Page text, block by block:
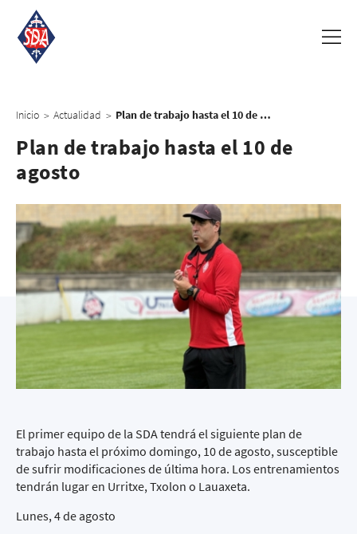
Inicio > Actualidad > Plan de trabajo hasta el 10 de agosto
Plan de trabajo hasta el 10 de
agosto
El primer equipo de la SDA tendrá el siguiente plan de
trabajo hasta el próximo domingo, 10 de agosto, susceptible
de sufrir modificaciones de última hora. Los entrenamientos
tendrán lugar en Urritxe, Txolon o Lauaxeta.
Lunes, 4 de agosto